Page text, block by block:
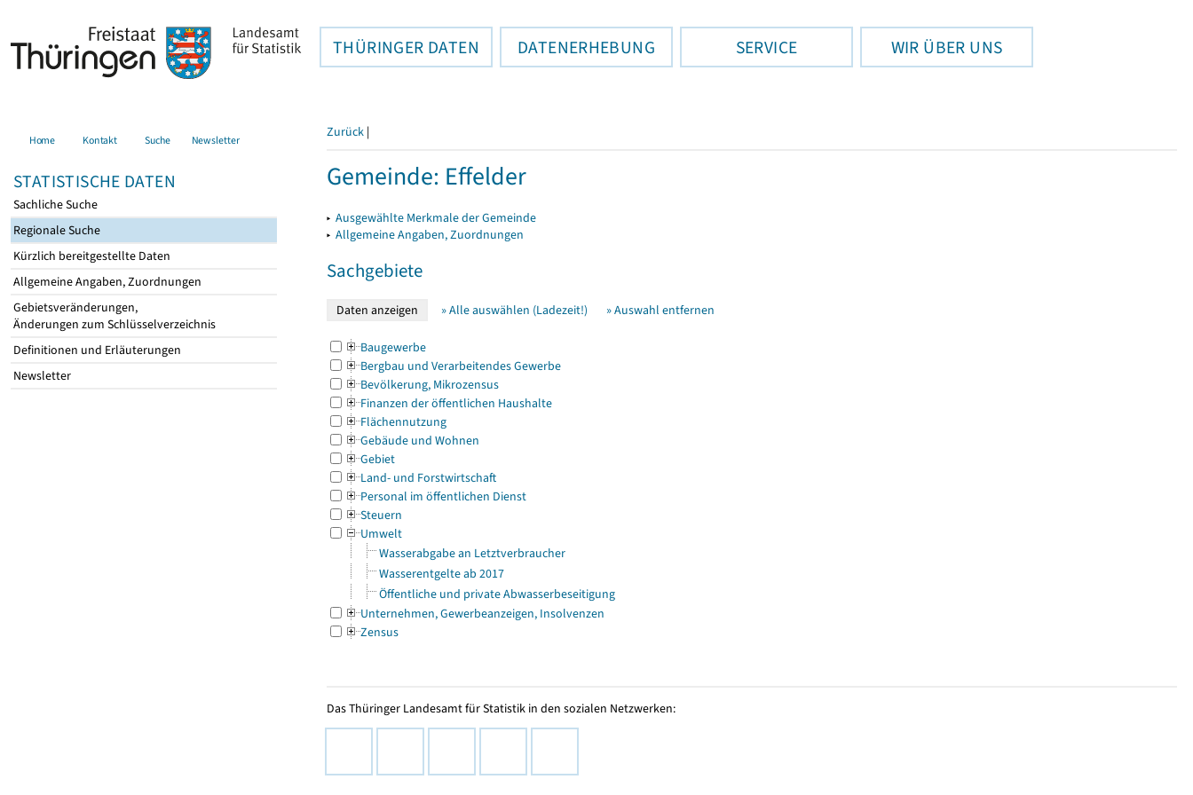
THÜRINGER DATEN DATENERHEBUNG SERVICE WIR ÜBER UNS
Home Kontakt Suche Newsletter
STATISTISCHE DATEN
Sachliche Suche
Regionale Suche
Kürzlich bereitgestellte Daten
Allgemeine Angaben, Zuordnungen
Gebietsveränderungen,
Änderungen zum Schlüsselverzeichnis
Definitionen und Erläuterungen
Newsletter
Zurück |
Gemeinde: Effelder
▸ Ausgewählte Merkmale der Gemeinde
▸ Allgemeine Angaben, Zuordnungen
Sachgebiete
» Alle auswählen (Ladezeit!) » Auswahl entfernen
Baugewerbe
Bergbau und Verarbeitendes Gewerbe
Bevölkerung, Mikrozensus
Finanzen der öffentlichen Haushalte
Flächennutzung
Gebäude und Wohnen
Gebiet
Land- und Forstwirtschaft
Personal im öffentlichen Dienst
Steuern
Umwelt
Wasserabgabe an Letztverbraucher
Wasserentgelte ab 2017
Öffentliche und private Abwasserbeseitigung
Unternehmen, Gewerbeanzeigen, Insolvenzen
Zensus
Das Thüringer Landesamt für Statistik in den sozialen Netzwerken: